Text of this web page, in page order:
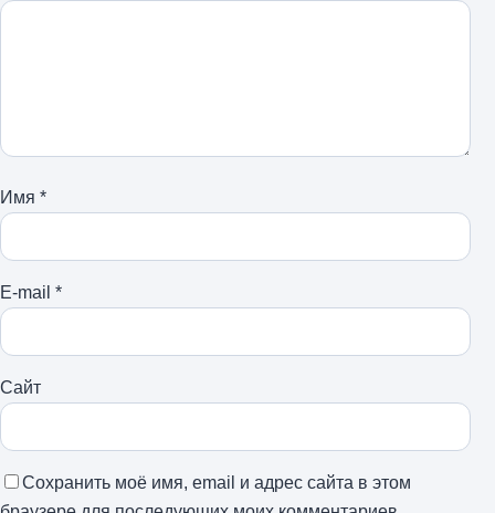
Имя *
E-mail *
Сайт
Сохранить моё имя, email и адрес сайта в этом